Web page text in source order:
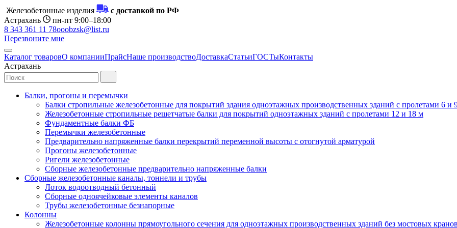
Железобетонные изделия
с доставкой по РФ
Астрахань
пн-пт 9:00–18:00
8 343 361 11 78ooobzsk@list.ru
Перезвоните мне
Каталог товаровО компанииПрайсНаше производствоДоставкаСтатьиГОСТыКонтакты
Астрахань
Балки, прогоны и перемычки
Балки стропильные железобетонные для покрытий здания одноэтажных производственных зданий с пролетами 6
Железобетонные стропильные решетчатые балки для покрытий одноэтажных зданий с пролетами 12 и 18 м
Фундаментные балки ФБ
Перемычки железобетонные
Предварительно напряженные балки перекрытий переменной высоты с отогнутой арматурой
Прогоны железобетонные
Ригели железобетонные
Сборные железобетонные предварительно напряженные балки
Сборные железобетонные каналы, тоннели и трубы
Лоток водоотводный бетонный
Сборные одноячейковые элементы каналов
Трубы железобетонные безнапорные
Колонны
Железобетонные колонны прямоугольного сечения для одноэтажных производственных зданий без мостовых кранов